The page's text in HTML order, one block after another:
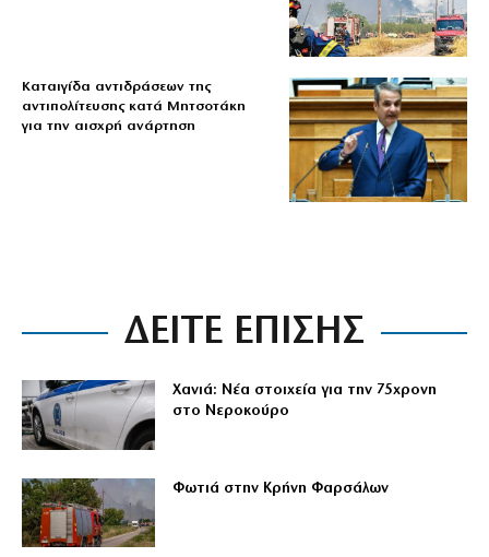
Καταιγίδα αντιδράσεων της
αντιπολίτευσης κατά Μητσοτάκη
για την αισχρή ανάρτηση
ΔΕΙΤΕ ΕΠΙΣΗΣ
Χανιά: Νέα στοιχεία για την 75χρονη
στο Νεροκούρο
Φωτιά στην Κρήνη Φαρσάλων